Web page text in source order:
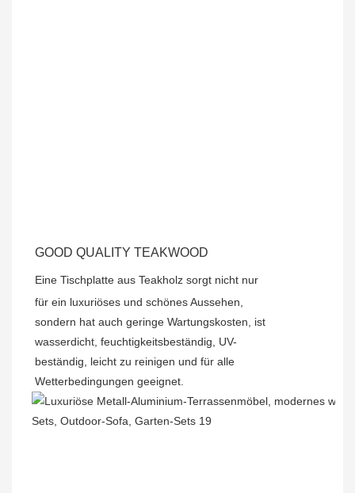
GOOD QUALITY TEAKWOOD
Eine Tischplatte aus Teakholz sorgt nicht nur
für ein luxuriöses und schönes Aussehen,
sondern hat auch geringe Wartungskosten, ist
wasserdicht, feuchtigkeitsbeständig, UV-
beständig, leicht zu reinigen und für alle
Wetterbedingungen geeignet.